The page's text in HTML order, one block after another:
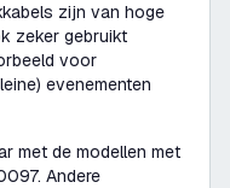
zijn van hoge
zeker gebruikt
voor
evenementen
met de modellen met
Andere